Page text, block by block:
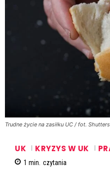
Trudne życie na zasiłku UC / fot.
UK KRYZYS W UK
1 min. czytania